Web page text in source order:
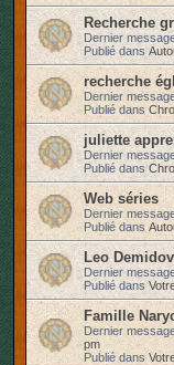
Recherche
Dernier
Publié dans
recherche
Dernier
Publié dans
juliette
Dernier
Publié dans
Web séries
Dernier
Publié dans
Leo Demidov
Dernier
Publié dans
Famille
Dernier
pm
Publié dans